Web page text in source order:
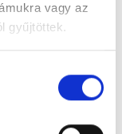
vagy az
gyűjtöttek.
foglaljorvost-